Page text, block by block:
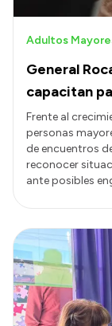
General
capacitan
Adultos
Frente al
personas
de encuentros
reconocer
ante posibles